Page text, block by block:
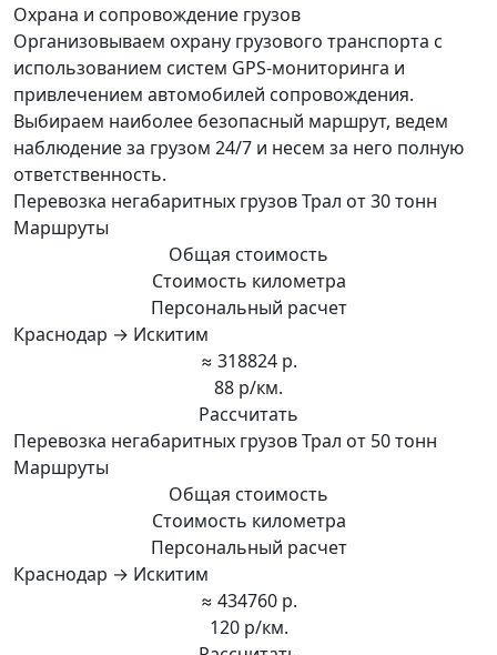
Охрана и сопровождение грузов
Организовываем охрану грузового транспорта с
использованием систем GPS-мониторинга и
привлечением автомобилей сопровождения.
Выбираем наиболее безопасный маршрут, ведем
наблюдение за грузом 24/7 и несем за него полную
ответственность.
Перевозка негабаритных грузов Трал от 30 тонн
Маршруты
Общая стоимость
Стоимость километра
Персональный расчет
Краснодар → Искитим
≈ 318824 р.
88 р/км.
Рассчитать
Перевозка негабаритных грузов Трал от 50 тонн
Маршруты
Общая стоимость
Стоимость километра
Персональный расчет
Краснодар → Искитим
≈ 434760 р.
120 р/км.